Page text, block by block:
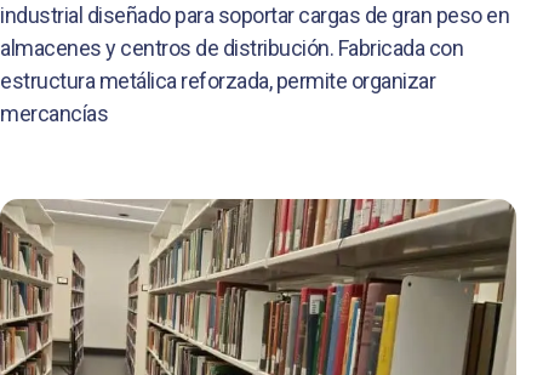
industrial diseñado para soportar cargas de gran peso en
almacenes y centros de distribución. Fabricada con
estructura metálica reforzada, permite organizar
mercancías